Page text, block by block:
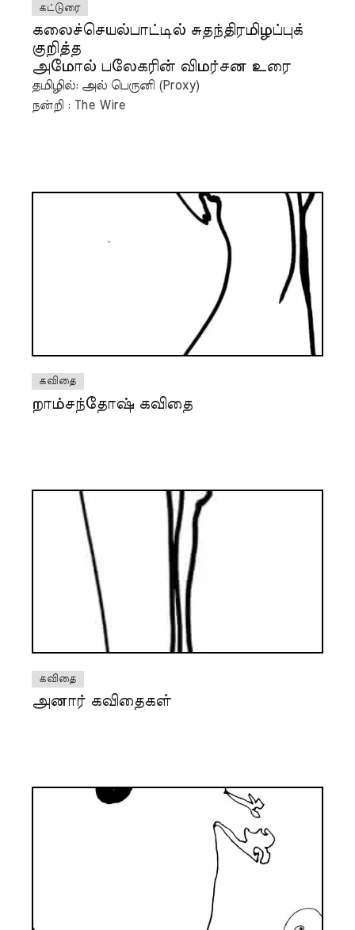
கட்டுரை
கலைச்செயல்பாட்டில் சுதந்திரமிழப்புக்
குறித்த
அமோல் பலேகரின் விமர்சன உரை
தமிழில்: அல் பெருனி (Proxy)
நன்றி : The Wire
கவிதை
றாம்சந்தோஷ் கவிதை
கவிதை
அனார் கவிதைகள்